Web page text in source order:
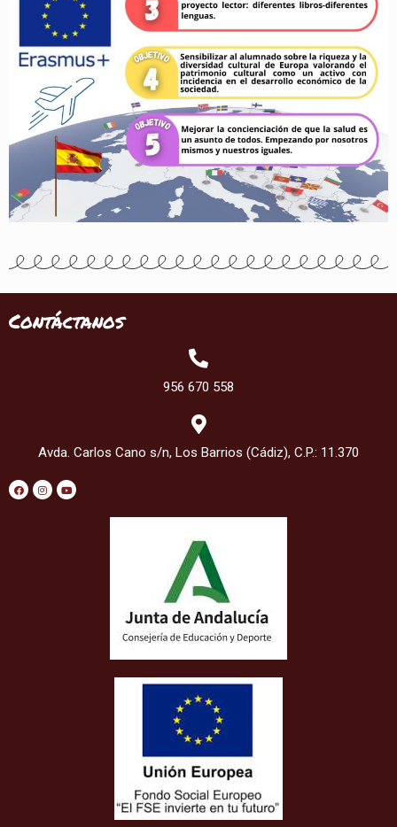
Contáctanos
956 670 558
Avda. Carlos Cano s/n, Los Barrios (Cádiz), C.P.: 11.370